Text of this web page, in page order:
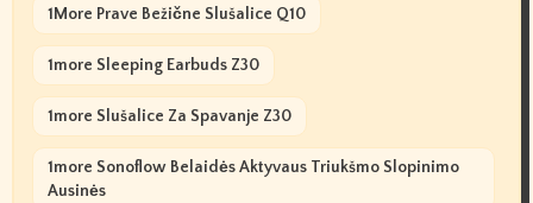
1More Prave Bežične Slušalice Q10
1more Sleeping Earbuds Z30
1more Slušalice Za Spavanje Z30
1more Sonoflow Belaidės Aktyvaus Triukšmo Slopinimo
Ausinės